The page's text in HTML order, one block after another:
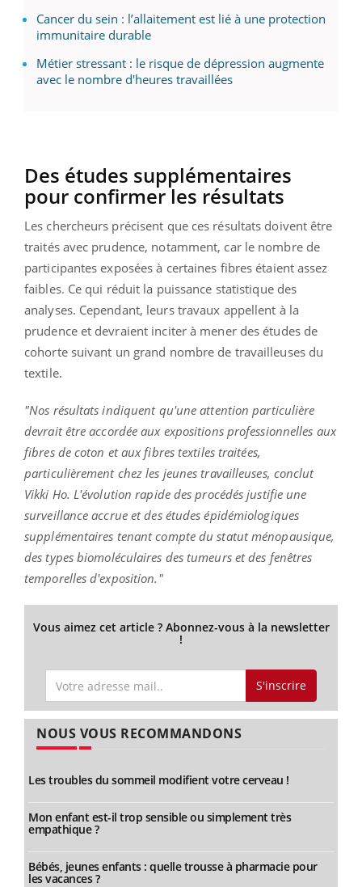
Cancer du sein : l’allaitement est lié à une protection
immunitaire durable
Métier stressant : le risque de dépression augmente
avec le nombre d'heures travaillées
Des études supplémentaires
pour confirmer les résultats
Les chercheurs précisent que ces résultats doivent être
traités avec prudence, notamment, car le nombre de
participantes exposées à certaines fibres étaient assez
faibles. Ce qui réduit la puissance statistique des
analyses. Cependant, leurs travaux appellent à la
prudence et devraient inciter à mener des études de
cohorte suivant un grand nombre de travailleuses du
textile.
"Nos résultats indiquent qu'une attention particulière
devrait être accordée aux expositions professionnelles aux
fibres de coton et aux fibres textiles traitées,
particulièrement chez les jeunes travailleuses, conclut
Vikki Ho. L'évolution rapide des procédés justifie une
surveillance accrue et des études épidémiologiques
supplémentaires tenant compte du statut ménopausique,
des types biomoléculaires des tumeurs et des fenêtres
temporelles d'exposition."
Vous aimez cet article ? Abonnez-vous à la newsletter
!
S'inscrire
NOUS VOUS RECOMMANDONS
Les troubles du sommeil modifient votre cerveau !
Mon enfant est-il trop sensible ou simplement très
empathique ?
Bébés, jeunes enfants : quelle trousse à pharmacie pour
les vacances ?